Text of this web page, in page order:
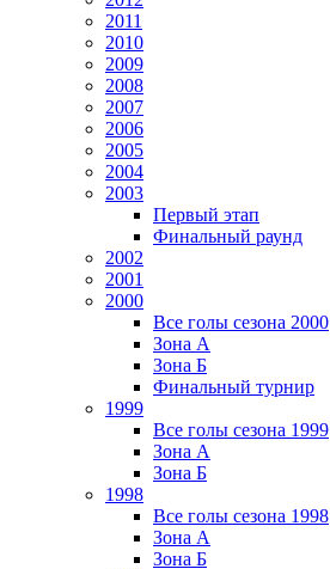
2011
2010
2009
2008
2007
2006
2005
2004
2003
Первый этап
Финальный раунд
2002
2001
2000
Все голы сезона 2000
Зона А
Зона Б
Финальный турнир
1999
Все голы сезона 1999
Зона А
Зона Б
1998
Все голы сезона 1998
Зона А
Зона Б